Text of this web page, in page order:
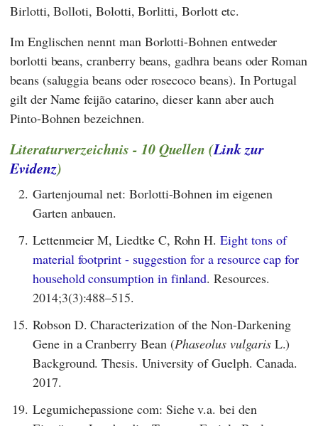
Birlotti, Bolloti, Bolotti, Borlitti, Borlott etc.
Im Englischen nennt man Borlotti-Bohnen entweder
borlotti beans, cranberry beans, gadhra beans oder Roman
beans (saluggia beans oder rosecoco beans). In Portugal
gilt der Name feijão catarino, dieser kann aber auch
Pinto-Bohnen bezeichnen.
Literaturverzeichnis - 10 Quellen (Link zur
Evidenz)
2. Gartenjournal net: Borlotti-Bohnen im eigenen
Garten anbauen.
7. Lettenmeier M, Liedtke C, Rohn H.Eight tons of
material footprint - suggestion for a resource cap for
household consumption in finland. Resources.
2014;3(3):488–515.
15. Robson D. Characterization of the Non-Darkening
Gene in a Cranberry Bean (Phaseolus vulgarisL.)
Background. Thesis. University of Guelph. Canada.
2017.
19. Legumichepassione com: Siehe v.a. bei den